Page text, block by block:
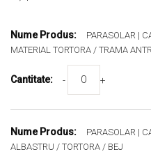
Grupate
PARASOLAR |
MATERIAL TORTORA / TRAMA
- +
PARASOLAR |
ALBASTRU / TORTORA / BEJ